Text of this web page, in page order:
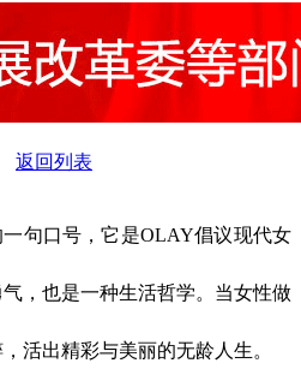
返回列表
句口号，它是OLAY倡议现代女
，也是一种生活哲学。当女性做
活出精彩与美丽的无龄人生。